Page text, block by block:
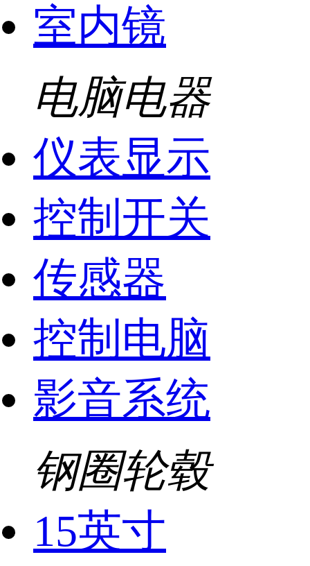
室内镜
电脑电器
仪表显示
控制开关
传感器
控制电脑
影音系统
钢圈轮毂
15英寸